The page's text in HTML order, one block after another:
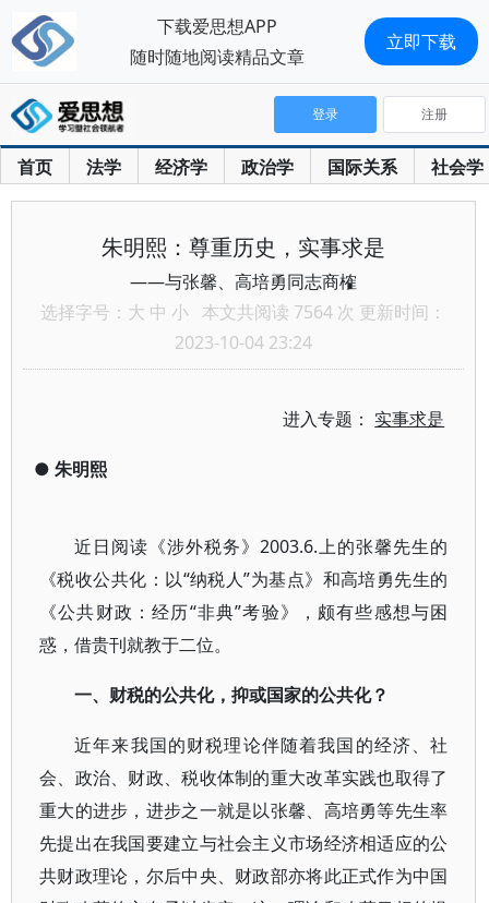
首页 法学 经济学 政治学 国际关系 社会学
登录 注册
朱明熙：尊重历史，实事求是
——与张馨、高培勇同志商榷
选择字号： 大 中 小 本文共阅读 7564 次 更新时间：
2023-10-04 23:24
进入专题： 实事求是
● 朱明熙
近日阅读《涉外税务》2003.6.上的张馨先生的
《税收公共化：以“纳税人”为基点》和高培勇先生的
《公共财政：经历“非典”考验》，颇有些感想与困
惑，借贵刊就教于二位。
一、财税的公共化，抑或国家的公共化？
近年来我国的财税理论伴随着我国的经济、社
会、政治、财政、税收体制的重大改革实践也取得了
重大的进步，进步之一就是以张馨、高培勇等先生率
先提出在我国要建立与社会主义市场经济相适应的公
共财政理论，尔后中央、财政部亦将此正式作为中国
下载爱思想APP
随时随地阅读精品文章
立即下载